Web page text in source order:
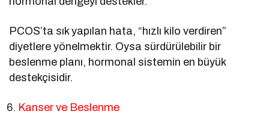
PCOS’ta sık yapılan hata, “hızlı kilo verdiren”
diyetlere yönelmektir. Oysa sürdürülebilir bir
beslenme planı, hormonal sistemin en büyük
destekçisidir.
Kanser ve Beslenme